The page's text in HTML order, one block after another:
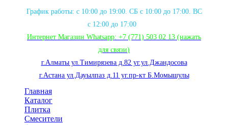
График работы: с 10:00 до 19:00. СБ с 10:00 до 17:00. ВС
с 12:00 до 17:00
Интернет Магазин Whatsapp: +7 (771) 503 02 13 (нажать
для связи)
г.Алматы ул.Тимирязева д.82 уг.ул.Джандосова
г.Астана ул.Дауылпаз д.11 уг.пр-кт Б.Момышулы
Главная
Каталог
Плитка
Смесители